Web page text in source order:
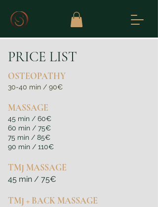
PRICE LIST
OSTEOPATHY
30-40 min / 90€
MASSAGE
45 min / 60€
60 min / 75€
75 min / 85€
90 min / 110€
TMJ MASSAGE
45 min / 75€
TMJ + BACK MASSAGE